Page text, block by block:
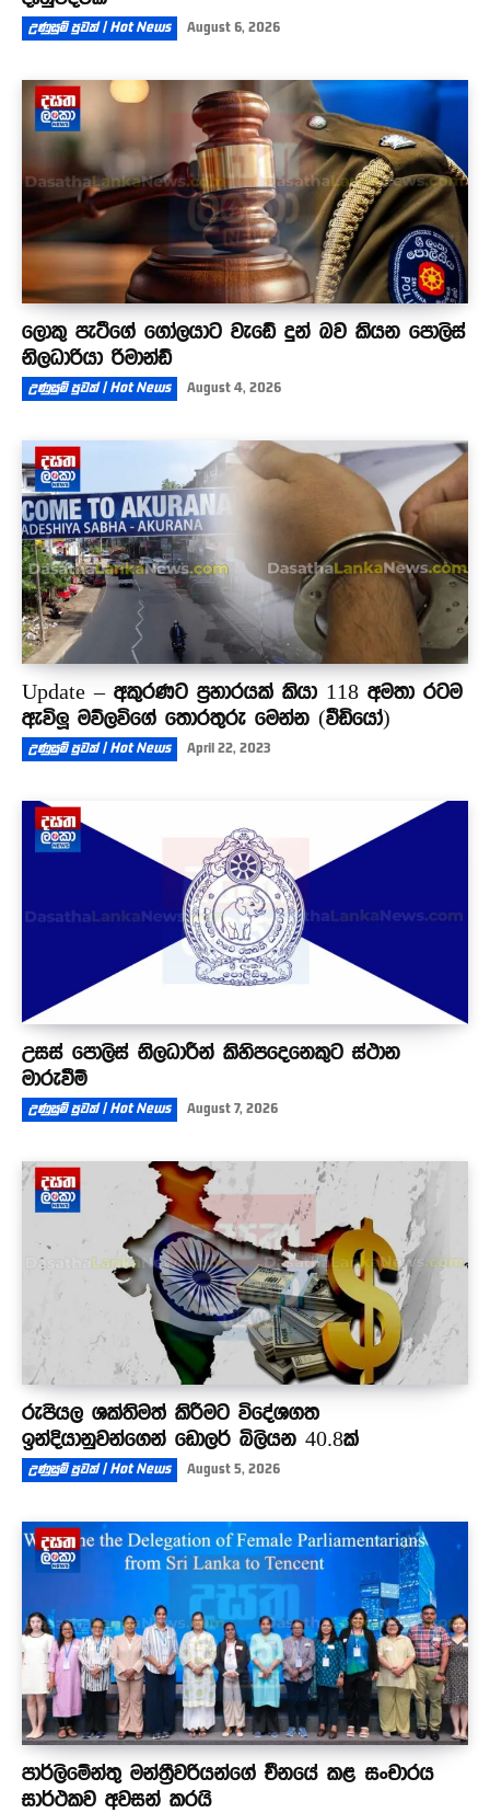
උණුසුම් පුවත් | Hot News August 6, 2026
ලොකු පැටීගේ ගෝලයාට වැඩේ දුන් බව කියන පොලිස්
නිලධාරියා රිමාන්ඩ්
උණුසුම් පුවත් | Hot News August 4, 2026
Update – අකුරණට ප්‍රහාරයක් කියා 118 අමතා රටම
ඇවිලූ මව්ලවිගේ තොරතුරු මෙන්න (වීඩියෝ)
උණුසුම් පුවත් | Hot News April 22, 2023
උසස් පොලිස් නිලධාරීන් කිහිපදෙනෙකුට ස්ථාන
මාරුවීම්
උණුසුම් පුවත් | Hot News August 7, 2026
රුපියල ශක්තිමත් කිරීමට විදේශගත
ඉන්දියානුවන්ගෙන් ඩොලර් බිලියන 40.8ක්
උණුසුම් පුවත් | Hot News August 5, 2026
පාර්ලිමේන්තු මන්ත්‍රීවරියන්ගේ චීනයේ කළ සංචාරය
සාර්ථකව අවසන් කරයි